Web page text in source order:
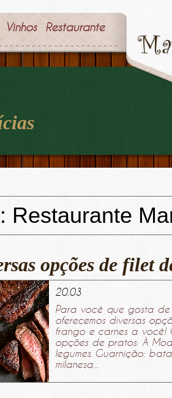
Vinhos Restaurante
Restaurante
opções de filet
20.03
Para você que gosta de
oferecemos diversas
frango e carnes a você!
opções de pratos: À
legumes. Guarnição:
milanesa...